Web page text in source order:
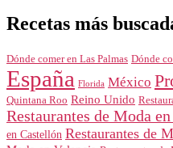
Recetas más
Dónde comer en Las Palmas Dónde
España Florida México
Quintana Roo Reino Unido
Restaurantes de Moda
en Castellón Restaurantes de